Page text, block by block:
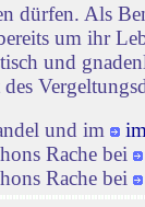
dürfen. Als
um ihr
und
und im
Rache bei
Rache bei